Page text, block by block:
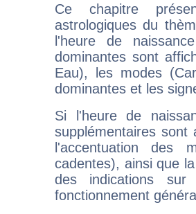
Ce chapitre
astrologiques du
l'heure de
dominantes sont
Eau), les modes
dominantes et les
Si l'heure de
supplémentaires sont
l'accentuation des
cadentes), ainsi que
des indications sur
fonctionnement